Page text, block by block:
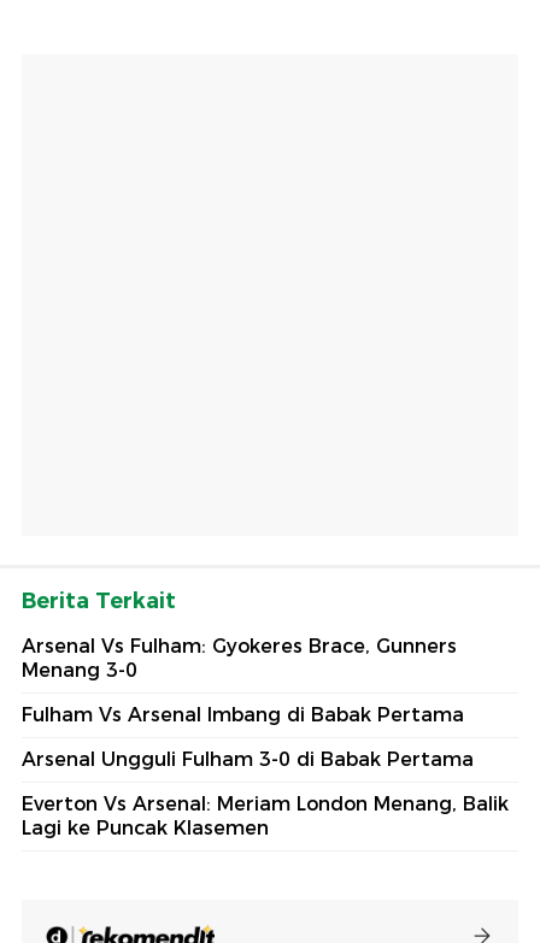
Berita Terkait
Arsenal Vs Fulham: Gyokeres Brace, Gunners
Menang 3-0
Fulham Vs Arsenal Imbang di Babak Pertama
Arsenal Ungguli Fulham 3-0 di Babak Pertama
Everton Vs Arsenal: Meriam London Menang, Balik
Lagi ke Puncak Klasemen